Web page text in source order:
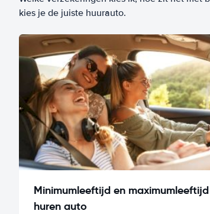
kies je de juiste huurauto.
Minimumleeftijd en
huren auto